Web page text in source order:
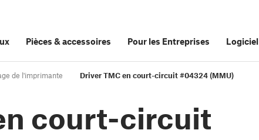
Pièces &accessoires Pour les Entreprises Logiciel
de l'imprimante Driver TMC en court-circuit #04324 (MMU)
court-circuit